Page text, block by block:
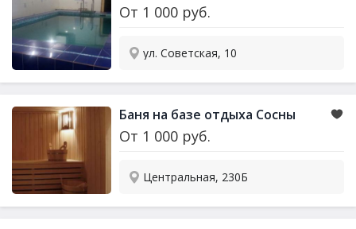
От 1 000 руб.
ул. Советская, 10
Баня на базе отдыха Сосны
От 1 000 руб.
Центральная, 230Б